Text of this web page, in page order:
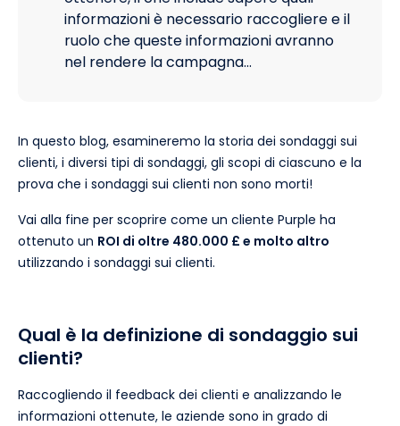
informazioni è necessario raccogliere e il
ruolo che queste informazioni avranno
nel rendere la campagna…
In questo blog, esamineremo la storia dei sondaggi sui
clienti, i diversi tipi di sondaggi, gli scopi di ciascuno e la
prova che i sondaggi sui clienti non sono morti!
Vai alla fine per scoprire come un cliente Purple ha
ottenuto un ROI di oltre 480.000 £ e molto altro
utilizzando i sondaggi sui clienti.
Qual è la definizione di sondaggio sui
clienti?
Raccogliendo il feedback dei clienti e analizzando le
informazioni ottenute, le aziende sono in grado di